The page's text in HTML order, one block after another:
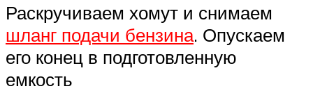
Раскручиваем хомут и снимаем
шланг подачи бензина. Опускаем
его конец в подготовленную
емкость